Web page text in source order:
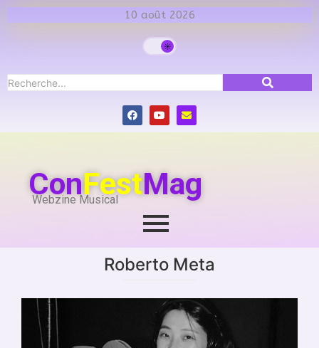
10 août 2026
ConFestMag
Webzine Musical
Roberto Meta